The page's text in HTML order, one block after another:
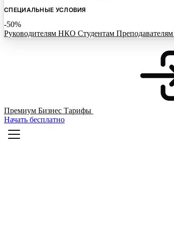
СПЕЦИАЛЬНЫЕ УСЛОВИЯ
-50%
Руководителям НКО Студентам Преподавателям
Премиум Бизнес Тарифы
Начать бесплатно